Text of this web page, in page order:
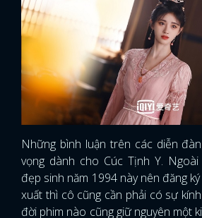
Những bình luận trên các diễn
vọng dành cho Cúc Tịnh Y.
đẹp sinh năm 1994 này nên đăng
xuất thì cô cũng cần phải có sự
đời phim nào cũng giữ nguyên một